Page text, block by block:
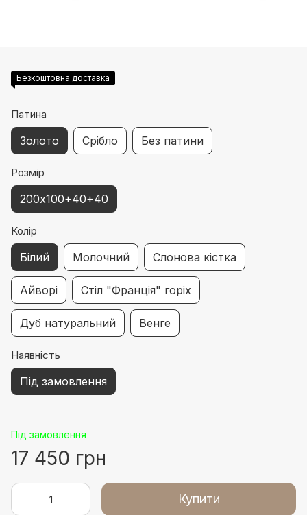
Безкоштовна доставка
Патина
Золото Срібло Без патини
Розмір
200х100+40+40
Колір
Білий Молочний Слонова кістка
Айворі Стіл "Франція" горіх
Дуб натуральний Венге
Наявність
Під замовлення
Під замовлення
17 450 грн
Купити